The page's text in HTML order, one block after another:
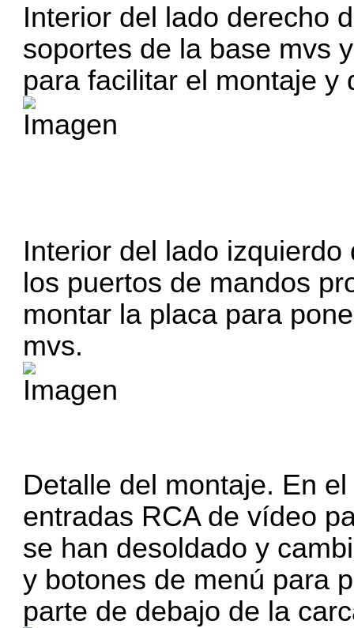
Interior del lado derecho
soportes de la base mvs
para facilitar el montaje y
Interior del lado
los puertos de mandos
montar la placa para
mvs.
Detalle del montaje. En
entradas RCA de vídeo
se han desoldado y
y botones de menú para
parte de debajo de la